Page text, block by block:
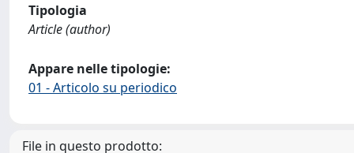
Tipologia
Article (author)
Appare nelle tipologie:
01 - Articolo su periodico
File in questo prodotto: